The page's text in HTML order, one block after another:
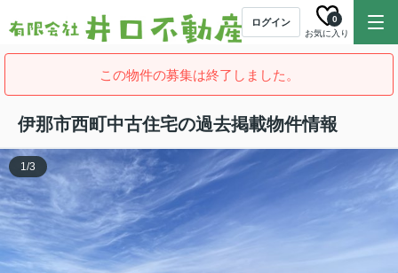
ログイン
お気に入り
0
この物件の募集は終了しました。
伊那市西町中古住宅の過去掲載物件情報
1/3